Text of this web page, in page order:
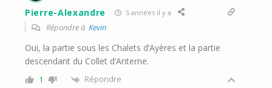
Pierre-Alexandre 5 années il y a
Répondre à Kevin
Oui, la partie sous les Chalets d’Ayères et la partie
descendant du Collet d’Anterne.
1 Répondre